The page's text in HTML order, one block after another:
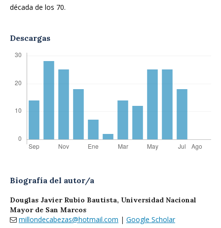
década de los 70.
Descargas
Biografía del autor/a
Douglas Javier Rubio Bautista, Universidad Nacional
Mayor de San Marcos
millondecabezas@hotmail.com | Google Scholar